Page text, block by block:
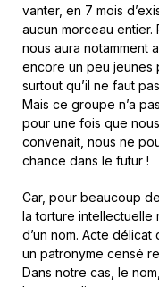
vanter, en 7 mois
aucun morceau
nous aura notamment
encore un peu jeunes
surtout qu’il ne faut
Mais ce groupe n’a
pour une fois que
convenait, nous ne
chance dans le futur !
Car, pour beaucoup
la torture intellectuelle
d’un nom. Acte
un patronyme censé
Dans notre cas, le